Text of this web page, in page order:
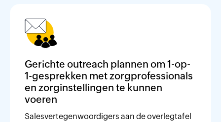
Gerichte outreach plannen om 1-op-
1-gesprekken met zorgprofessionals
en zorginstellingen te kunnen
voeren
Salesvertegenwoordigers aan de overlegtafel